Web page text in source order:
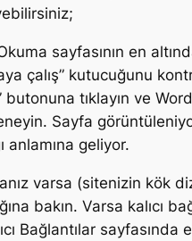
sayfasının en
çalış” kutucuğunu
butonuna tıklayın ve
Sayfa
anlamına geliyor.
varsa (sitenizin kök
bakın. Varsa kalıcı
Bağlantılar sayfasında